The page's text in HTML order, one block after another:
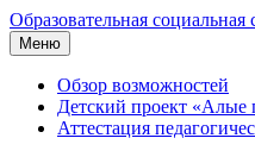
Образовательная социальная
Меню
Обзор возможностей
Детский проект «Алые
Аттестация